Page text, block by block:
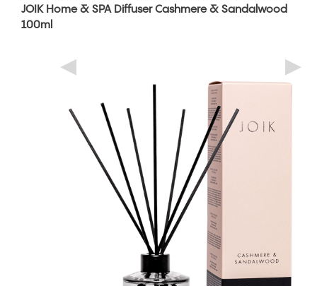
JOIK Home & SPA Diffuser Cashmere & Sandalwood
100ml
◀ ▶